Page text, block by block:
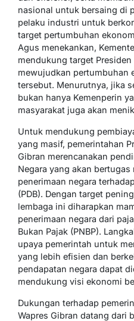
nasional untuk bersaing di
pelaku industri untuk
target pertumbuhan
Agus menekankan,
mendukung target
mewujudkan pertumbuhan
tersebut. Menurutnya, jika
bukan hanya Kemenperin
masyarakat juga akan
Untuk mendukung
yang masif, pemerintahan
Gibran merencanakan
Negara yang akan
penerimaan negara
(PDB). Dengan target
lembaga ini diharapkan
penerimaan negara dari
Bukan Pajak (PNBP).
upaya pemerintah untuk
yang lebih efisien dan
pendapatan negara dapat
mendukung visi ekonomi
Dukungan terhadap
Wapres Gibran datang dari